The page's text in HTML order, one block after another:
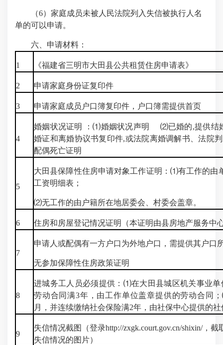
（6）家庭成员未被人民法院列入失信被执行人名
单的可以申请。
六、申请材料：
1 《福建省三明市大田县公共租赁住房申请表》
2 申请家庭身份证复印件
3 申请家庭成员户口簿复印件 ， 户口簿需提供首页
4
婚姻状况证明 ：⑴婚姻状况声明 ⑵已婚的,提供结
婚证和离婚协议书复印件,或法院离婚调解书、法院
配偶死亡证明
5
大田县保障性住房申请对象工作证明 ：⑴有工作的由
工资明细表；
⑵无工作的由户籍所在地居委会、村委会盖章。
6 住房和房屋登记情况证明（本证明由县房地产服务中
7
申请人或配偶有一方户口为外地户口，需提供其户口
无参加保障性住房政策证明
8
进城务工人员必须提供： ⑴在大田县城区机关事业单
劳动合同满3年，由工作单位盖章提供的劳动合同
月，并连续缴纳社会保险满2年，由社保中心提供的
9
失信情况截图（登录http://zxgk.court.gov.cn/shixin/，
失信情况的图片）